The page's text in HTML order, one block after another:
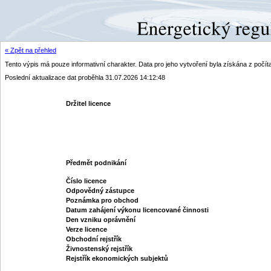
« Zpět na přehled
Tento výpis má pouze informativní charakter. Data pro jeho vytvoření byla získána z
Poslední aktualizace dat proběhla 31.07.2026 14:12:48
Držitel licence
Předmět podnikání
Číslo licence
Odpovědný zástupce
Poznámka pro obchod
Datum zahájení výkonu licencované činnosti
Den vzniku oprávnění
Verze licence
Obchodní rejstřík
Živnostenský rejstřík
Rejstřík ekonomických subjektů